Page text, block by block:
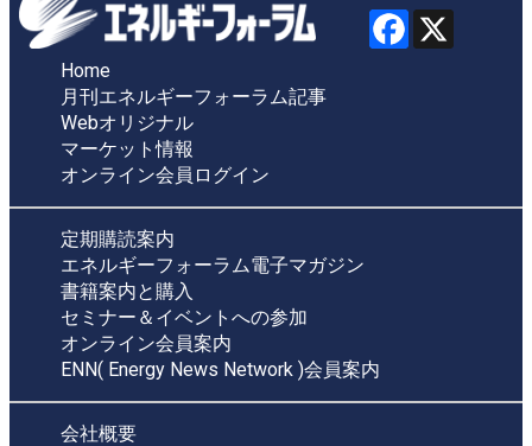
Home
月刊エネルギーフォーラム記事
Webオリジナル
マーケット情報
オンライン会員ログイン
定期購読案内
エネルギーフォーラム電子マガジン
書籍案内と購入
セミナー＆イベントへの参加
オンライン会員案内
ENN( Energy News Network )会員案内
会社概要